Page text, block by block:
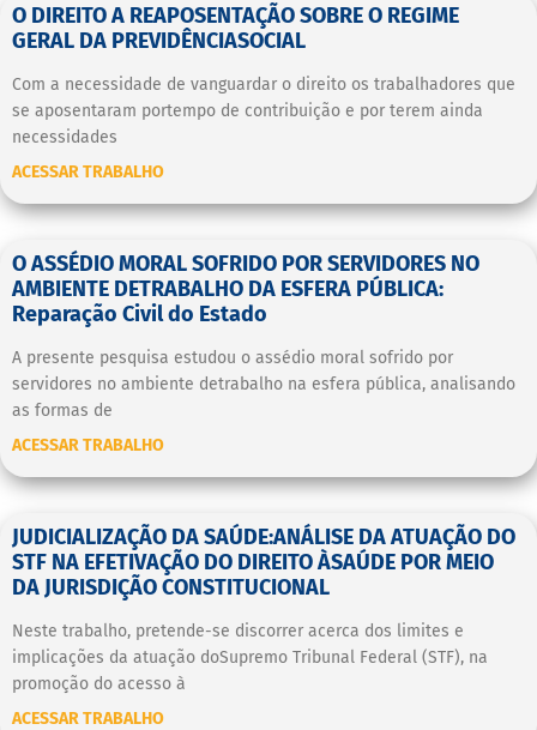
O DIREITO A REAPOSENTAÇÃO SOBRE O REGIME
GERAL DA PREVIDÊNCIASOCIAL
Com a necessidade de vanguardar o direito os trabalhadores que
se aposentaram portempo de contribuição e por terem ainda
necessidades
ACESSAR TRABALHO
O ASSÉDIO MORAL SOFRIDO POR SERVIDORES NO
AMBIENTE DETRABALHO DA ESFERA PÚBLICA:
Reparação Civil do Estado
A presente pesquisa estudou o assédio moral sofrido por
servidores no ambiente detrabalho na esfera pública, analisando
as formas de
ACESSAR TRABALHO
JUDICIALIZAÇÃO DA SAÚDE:ANÁLISE DA ATUAÇÃO DO
STF NA EFETIVAÇÃO DO DIREITO ÀSAÚDE POR MEIO
DA JURISDIÇÃO CONSTITUCIONAL
Neste trabalho, pretende-se discorrer acerca dos limites e
implicações da atuação doSupremo Tribunal Federal (STF), na
promoção do acesso à
ACESSAR TRABALHO